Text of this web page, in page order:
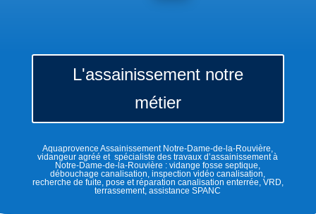
L'assainissement notre
métier
Aquaprovence Assainissement Notre-Dame-de-la-Rouvière,
vidangeur agréé et spécialiste des travaux d’assainissement à
Notre-Dame-de-la-Rouvière : vidange fosse septique,
débouchage canalisation, inspection vidéo canalisation,
recherche de fuite, pose et réparation canalisation enterrée, VRD,
terrassement, assistance SPANC